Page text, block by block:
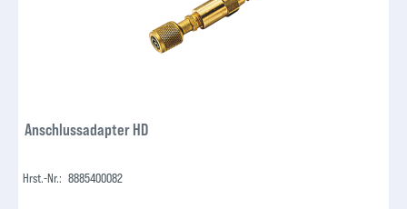
Anschlussadapter HD
Hrst.-Nr.: 8885400082